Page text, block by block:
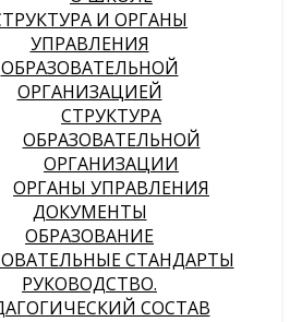
И ОРГАНЫ
УПРАВЛЕНИЯ
ОБРАЗОВАТЕЛЬНОЙ
ОРГАНИЗАЦИЕЙ
СТРУКТУРА
ОБРАЗОВАТЕЛЬНОЙ
ОРГАНИЗАЦИИ
ОРГАНЫ УПРАВЛЕНИЯ
ДОКУМЕНТЫ
ОБРАЗОВАНИЕ
СТАНДАРТЫ
РУКОВОДСТВО.
СОСТАВ